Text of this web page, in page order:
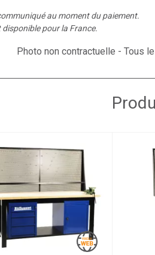
au moment du paiement.
pour la France.
Photo non contractuelle - Tous